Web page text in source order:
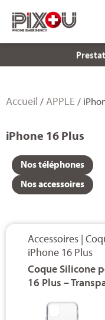
Accueil /APPLE /
iPhone 16 Plus
Nos téléphones
Nos accessoires
Accessoires |
iPhone 16 Plus
Coque Silicone
16 Plus –